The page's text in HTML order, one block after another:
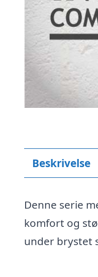
Beskrivelse
Denne serie
komfort og
under brystet